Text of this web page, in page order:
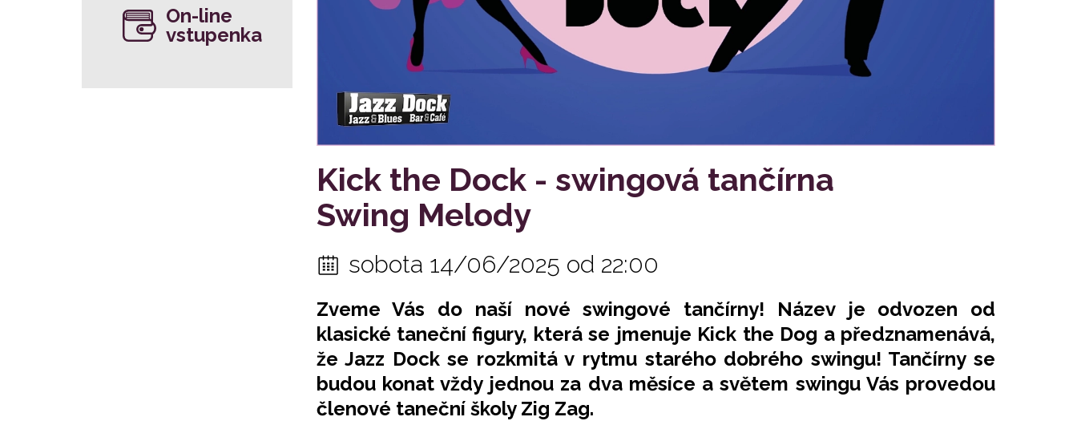
Kick the Dock - swingová tančírna
Swing Melody
sobota 14/06/2025 od 22:00
Zveme Vás do naší nové swingové tančírny! Název je odvozen od
klasické taneční figury, která se jmenuje Kick the Dog a předznamenává,
že Jazz Dock se rozkmitá v rytmu starého dobrého swingu! Tančírny se
budou konat vždy jednou za dva měsíce a světem swingu Vás provedou
členové taneční školy Zig Zag.
On-line
vstupenka